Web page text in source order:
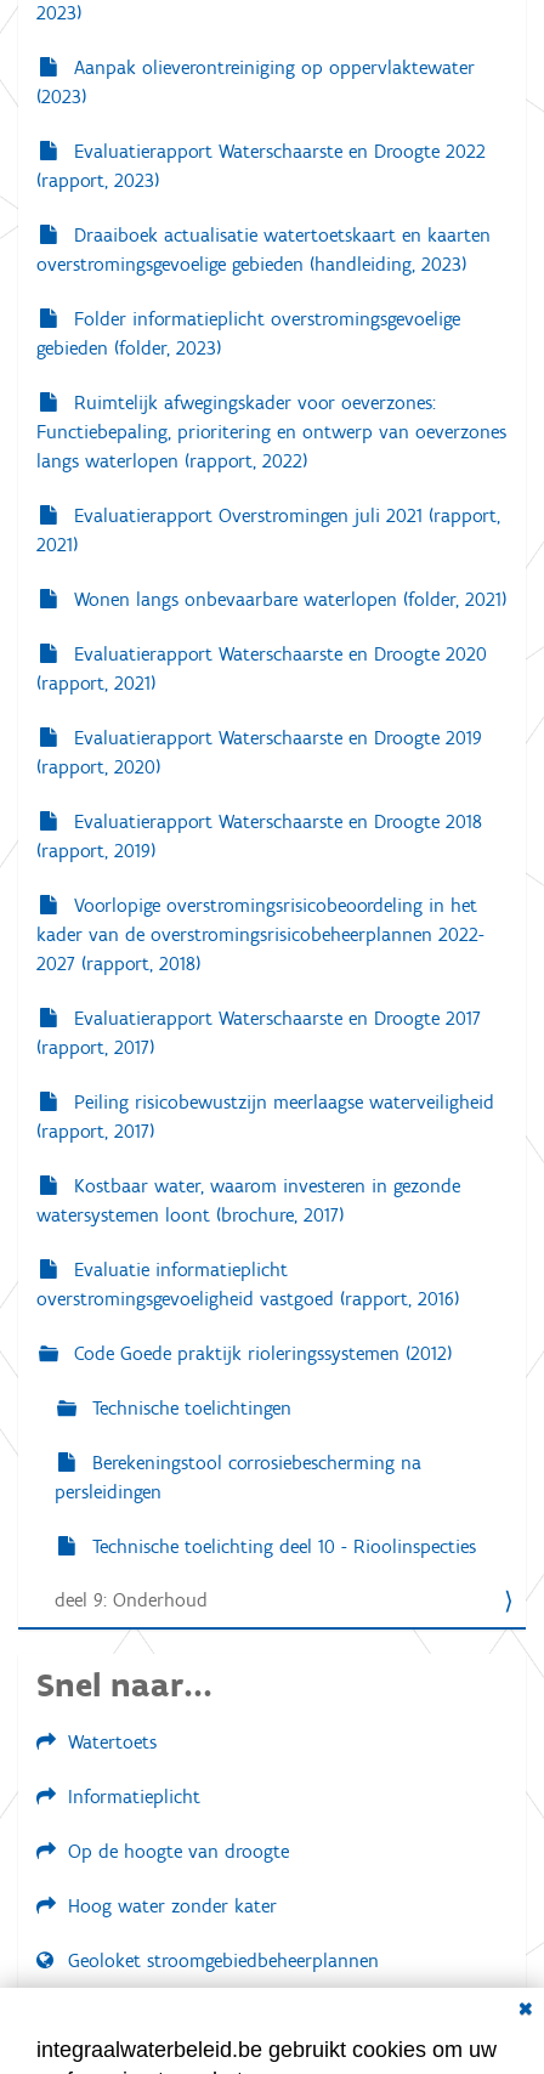
2023)
Aanpak olieverontreiniging op oppervlaktewater
(2023)
Evaluatierapport Waterschaarste en Droogte 2022
(rapport, 2023)
Draaiboek actualisatie watertoetskaart en kaarten
overstromingsgevoelige gebieden (handleiding, 2023)
Folder informatieplicht overstromingsgevoelige
gebieden (folder, 2023)
Ruimtelijk afwegingskader voor oeverzones:
Functiebepaling, prioritering en ontwerp van oeverzones
langs waterlopen (rapport, 2022)
Evaluatierapport Overstromingen juli 2021 (rapport,
2021)
Wonen langs onbevaarbare waterlopen (folder, 2021)
Evaluatierapport Waterschaarste en Droogte 2020
(rapport, 2021)
Evaluatierapport Waterschaarste en Droogte 2019
(rapport, 2020)
Evaluatierapport Waterschaarste en Droogte 2018
(rapport, 2019)
Voorlopige overstromingsrisicobeoordeling in het
kader van de overstromingsrisicobeheerplannen 2022-
2027 (rapport, 2018)
Evaluatierapport Waterschaarste en Droogte 2017
(rapport, 2017)
Peiling risicobewustzijn meerlaagse waterveiligheid
(rapport, 2017)
Kostbaar water, waarom investeren in gezonde
watersystemen loont (brochure, 2017)
Evaluatie informatieplicht
overstromingsgevoeligheid vastgoed (rapport, 2016)
Code Goede praktijk rioleringssystemen (2012)
Technische toelichtingen
Berekeningstool corrosiebescherming na
persleidingen
Technische toelichting deel 10 - Rioolinspecties
deel 9: Onderhoud
Snel naar...
Watertoets
Informatieplicht
Op de hoogte van droogte
Hoog water zonder kater
Geoloket stroomgebiedbeheerplannen
LOGIN VEREIST
integraalwaterbeleid.be gebruikt cookies om uw